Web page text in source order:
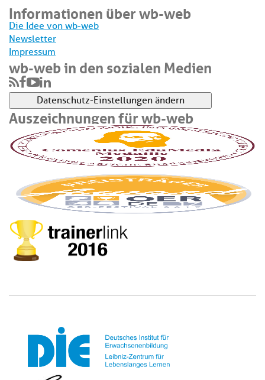
Informationen über wb-web
Die Idee von wb-web
Newsletter
Impressum
wb-web in den sozialen Medien
Datenschutz-Einstellungen ändern
Auszeichnungen für wb-web